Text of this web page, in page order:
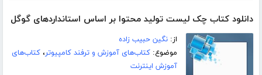
دانلود کتاب چک لیست تولید محتوا بر اساس استانداردهای گوگل
از:نگین حبیب زاده
موضوع:کتاب‌های آموزش و ترفند کامپیوتر،کتاب‌های
آموزش اینترنت